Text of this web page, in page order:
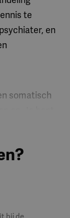
te
en
somatisch
op. Je bent
begeleidt de
lever je
draai je
kantooruren.